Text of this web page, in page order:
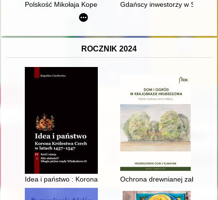
Polskość Mikołaja Kopernika z rodu Ślązaka
Gdańscy inwestorzy w
ROCZNIK 2024
Idea i państwo : Korona Królestwa Czech w latach 1457-1547.
Ochrona drewnianej